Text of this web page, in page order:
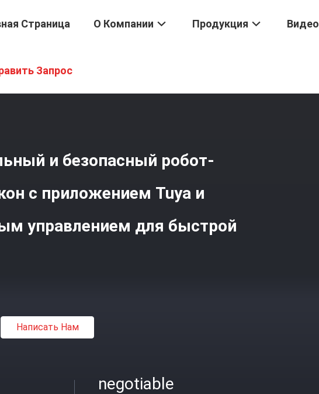
Страница О Компании Продукция Видео
Запрос
и безопасный робот-
с приложением Tuya и
управлением для быстрой
Написать Нам
negotiable